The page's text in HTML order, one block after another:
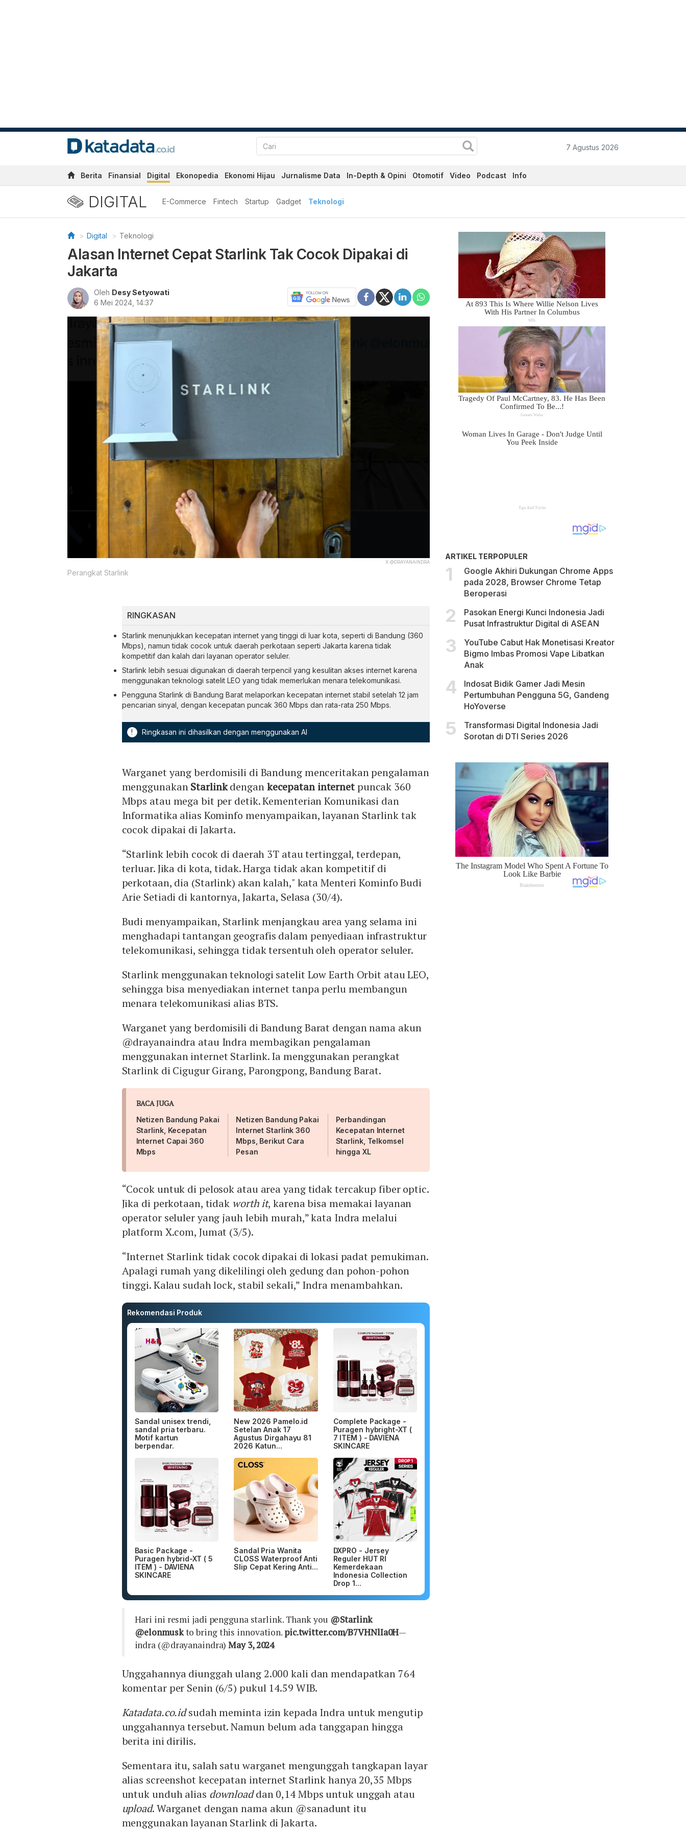
7 Agustus 2026
Berita Finansial Digital Ekonopedia Ekonomi Hijau Jurnalisme Data In-Depth & Opini Otomotif Video Podcast Info
DIGITAL E-Commerce Fintech Startup Gadget Teknologi
Digital Teknologi
Alasan Internet Cepat Starlink Tak Cocok Dipakai di
Jakarta
Oleh Desy Setyowati
6 Mei 2024, 14:37
X @DRAYANAINDRA
Perangkat Starlink
RINGKASAN
Starlink menunjukkan kecepatan internet yang tinggi di luar kota, seperti di Bandung (360
Mbps), namun tidak cocok untuk daerah perkotaan seperti Jakarta karena tidak
kompetitif dan kalah dari layanan operator seluler.
Starlink lebih sesuai digunakan di daerah terpencil yang kesulitan akses internet karena
menggunakan teknologi satelit LEO yang tidak memerlukan menara telekomunikasi.
Pengguna Starlink di Bandung Barat melaporkan kecepatan internet stabil setelah 12 jam
pencarian sinyal, dengan kecepatan puncak 360 Mbps dan rata-rata 250 Mbps.
! Ringkasan ini dihasilkan dengan menggunakan AI
Warganet yang berdomisili di Bandung menceritakan pengalaman
menggunakanStarlinkdengankecepatan internetpuncak 360
Mbps atau mega bit per detik. Kementerian Komunikasi dan
Informatika alias Kominfo menyampaikan, layanan Starlink tak
cocok dipakai di Jakarta.
“Starlink lebih cocok di daerah 3T atau tertinggal, terdepan,
terluar. Jika di kota, tidak. Harga tidak akan kompetitif di
perkotaan, dia (Starlink) akan kalah," kata Menteri Kominfo Budi
Arie Setiadi di kantornya, Jakarta, Selasa (30/4).
Budi menyampaikan, Starlink menjangkau area yang selama ini
menghadapi tantangan geografis dalam penyediaan infrastruktur
telekomunikasi, sehingga tidak tersentuh oleh operator seluler.
Starlink menggunakan teknologi satelit Low Earth Orbit atau LEO,
sehingga bisa menyediakan internet tanpa perlu membangun
menara telekomunikasi alias BTS.
Warganet yang berdomisili di Bandung Barat dengan nama akun
@drayanaindra atau Indra membagikan pengalaman
menggunakan internet Starlink. Ia menggunakan perangkat
Starlink di Cigugur Girang, Parongpong, Bandung Barat.
BACA JUGA
Netizen Bandung Pakai
Starlink, Kecepatan
Internet Capai 360
Mbps
Netizen Bandung Pakai
Internet Starlink 360
Mbps, Berikut Cara
Pesan
Perbandingan
Kecepatan Internet
Starlink, Telkomsel
hingga XL
“Cocok untuk di pelosok atau area yang tidak tercakup fiber optic.
Jika di perkotaan, tidak worth it, karena bisa memakai layanan
operator seluler yang jauh lebih murah,” kata Indra melalui
platform X.com, Jumat (3/5).
“Internet Starlink tidak cocok dipakai di lokasi padat pemukiman.
Apalagi rumah yang dikelilingi oleh gedung dan pohon-pohon
tinggi. Kalau sudah lock, stabil sekali,” Indra menambahkan.
Rekomendasi Produk
Sandal unisex trendi,
sandal pria terbaru.
Motif kartun
berpendar.
New 2026 Pamelo.id
Setelan Anak 17
Agustus Dirgahayu 81
2026 Katun...
Complete Package -
Puragen hybright-XT (
7 ITEM ) - DAVIENA
SKINCARE
Basic Package -
Puragen hybrid-XT ( 5
ITEM ) - DAVIENA
SKINCARE
Sandal Pria Wanita
CLOSS Waterproof Anti
Slip Cepat Kering Anti...
DXPRO - Jersey
Reguler HUT RI
Kemerdekaan
Indonesia Collection
Drop 1...
Hari ini resmi jadi pengguna starlink. Thank you @Starlink
@elonmuskto bring this innovation.pic.twitter.com/B7VHNlIa0H—
indra (@drayanaindra)May 3, 2024
Unggahannya diunggah ulang 2.000 kali dan mendapatkan 764
komentar per Senin (6/5) pukul 14.59 WIB.
Katadata.co.idsudah meminta izin kepada Indra untuk mengutip
unggahannya tersebut. Namun belum ada tanggapan hingga
berita ini dirilis.
Sementara itu, salah satu warganet mengunggah tangkapan layar
alias screenshot kecepatan internet Starlink hanya 20,35 Mbps
untuk unduh alias downloaddan 0,14 Mbps untuk unggah atau
upload. Warganet dengan nama akun @sanadunt itu
menggunakan layanan Starlink di Jakarta.
ARTIKEL TERPOPULER
Google Akhiri Dukungan Chrome Apps
pada 2028, Browser Chrome Tetap
Beroperasi
Pasokan Energi Kunci Indonesia Jadi
Pusat Infrastruktur Digital di ASEAN
YouTube Cabut Hak Monetisasi Kreator
Bigmo Imbas Promosi Vape Libatkan
Anak
Indosat Bidik Gamer Jadi Mesin
Pertumbuhan Pengguna 5G, Gandeng
HoYoverse
Transformasi Digital Indonesia Jadi
Sorotan di DTI Series 2026